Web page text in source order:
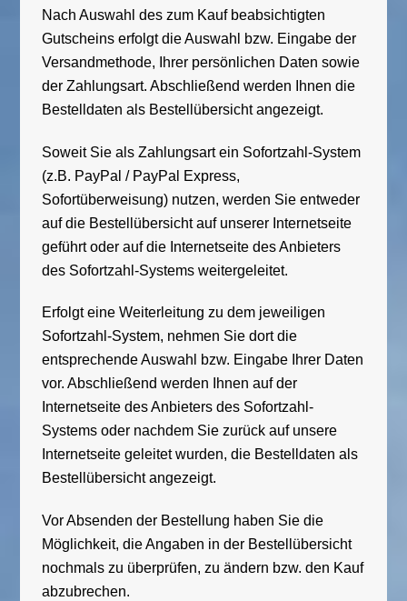
Nach Auswahl des zum Kauf beabsichtigten
Gutscheins erfolgt die Auswahl bzw. Eingabe der
Versandmethode, Ihrer persönlichen Daten sowie
der Zahlungsart. Abschließend werden Ihnen die
Bestelldaten als Bestellübersicht angezeigt.
Soweit Sie als Zahlungsart ein Sofortzahl-System
(z.B. PayPal / PayPal Express,
Sofortüberweisung) nutzen, werden Sie entweder
auf die Bestellübersicht auf unserer Internetseite
geführt oder auf die Internetseite des Anbieters
des Sofortzahl-Systems weitergeleitet.
Erfolgt eine Weiterleitung zu dem jeweiligen
Sofortzahl-System, nehmen Sie dort die
entsprechende Auswahl bzw. Eingabe Ihrer Daten
vor. Abschließend werden Ihnen auf der
Internetseite des Anbieters des Sofortzahl-
Systems oder nachdem Sie zurück auf unsere
Internetseite geleitet wurden, die Bestelldaten als
Bestellübersicht angezeigt.
Vor Absenden der Bestellung haben Sie die
Möglichkeit, die Angaben in der Bestellübersicht
nochmals zu überprüfen, zu ändern bzw. den Kauf
abzubrechen.